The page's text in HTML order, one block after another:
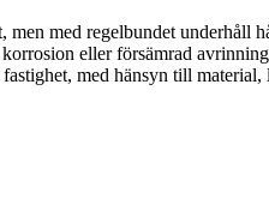
med regelbundet
eller försämrad
med hänsyn till